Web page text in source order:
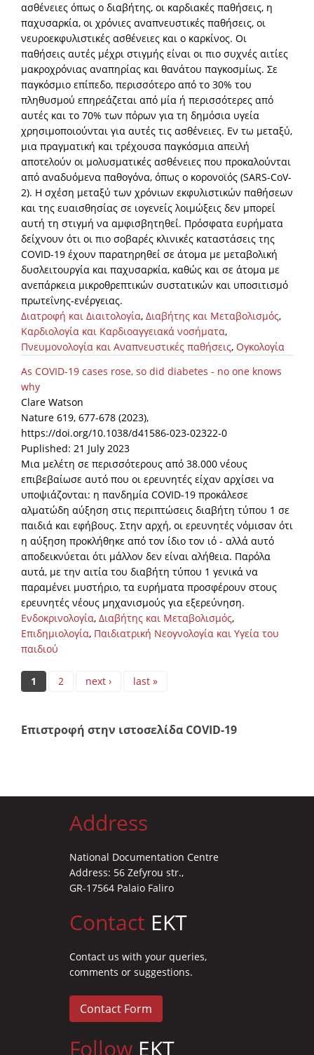
ασθένειες όπως ο διαβήτης, οι καρδιακές παθήσεις, η
παχυσαρκία, οι χρόνιες αναπνευστικές παθήσεις, οι
νευροεκφυλιστικές ασθένειες και ο καρκίνος. Οι
παθήσεις αυτές μέχρι στιγμής είναι οι πιο συχνές αιτίες
μακροχρόνιας αναπηρίας και θανάτου παγκοσμίως. Σε
παγκόσμιο επίπεδο, περισσότερο από το 30% του
πληθυσμού επηρεάζεται από μία ή περισσότερες από
αυτές και το 70% των πόρων για τη δημόσια υγεία
χρησιμοποιούνται για αυτές τις ασθένειες. Εν τω μεταξύ,
μια πραγματική και τρέχουσα παγκόσμια απειλή
αποτελούν οι μολυσματικές ασθένειες που προκαλούνται
από αναδυόμενα παθογόνα, όπως ο κορονοϊός (SARS-CoV-
2). Η σχέση μεταξύ των χρόνιων εκφυλιστικών παθήσεων
και της ευαισθησίας σε ιογενείς λοιμώξεις δεν μπορεί
αυτή τη στιγμή να αμφισβητηθεί. Πρόσφατα ευρήματα
δείχνουν ότι οι πιο σοβαρές κλινικές καταστάσεις της
COVID-19 έχουν παρατηρηθεί σε άτομα με μεταβολική
δυσλειτουργία και παχυσαρκία, καθώς και σε άτομα με
ανεπάρκεια μικροθρεπτικών συστατικών και υποσιτισμό
πρωτεΐνης-ενέργειας.
Διατροφή και Διαιτολογία, Διαβήτης και Μεταβολισμός,
Καρδιολογία και Καρδιοαγγειακά νοσήματα,
Πνευμονολογία και Αναπνευστικές παθήσεις, Ογκολογία
As COVID-19 cases rose, so did diabetes - no one knows
why
Clare Watson
Nature 619, 677-678 (2023),
https://doi.org/10.1038/d41586-023-02322-0
Puplished: 21 July 2023
Μια μελέτη σε περισσότερους από 38.000 νέους
επιβεβαίωσε αυτό που οι ερευνητές είχαν αρχίσει να
υποψιάζονται: η πανδημία COVID-19 προκάλεσε
αλματώδη αύξηση στις περιπτώσεις διαβήτη τύπου 1 σε
παιδιά και εφήβους. Στην αρχή, οι ερευνητές νόμισαν ότι
η αύξηση προκλήθηκε από τον ίδιο τον ιό - αλλά αυτό
αποδεικνύεται ότι μάλλον δεν είναι αλήθεια. Παρόλα
αυτά, με την αιτία του διαβήτη τύπου 1 γενικά να
παραμένει μυστήριο, τα ευρήματα προσφέρουν στους
ερευνητές νέους μηχανισμούς για εξερεύνηση.
Ενδοκρινολογία, Διαβήτης και Μεταβολισμός,
Επιδημιολογία, Παιδιατρική Νεογνολογία και Υγεία του
παιδιού
Pages
1 2 next › last »
Επιστροφή στην ιστοσελίδα COVID-19
Address
National Documentation Centre
Address: 56 Zefyrou str.,
GR-17564 Palaio Faliro
Contact EKT
Contact us with your queries,
comments or suggestions.
Contact Form
Follow EKT